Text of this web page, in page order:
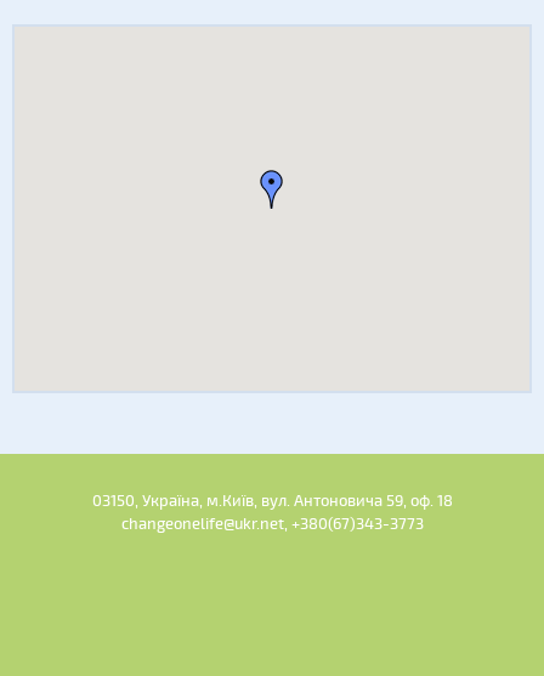
03150, Україна, м.Київ, вул. Антоновича 59, оф. 18
changeonelife@ukr.net, +380(67)343-3773